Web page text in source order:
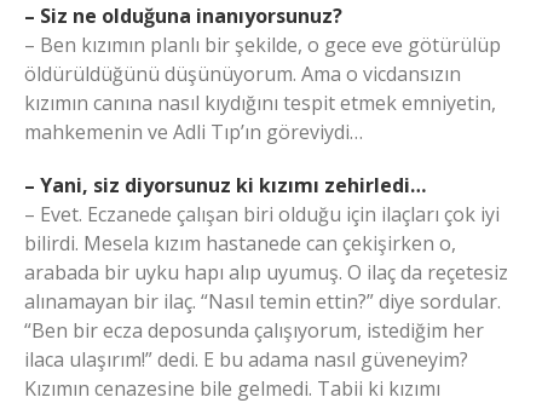
– Siz ne olduğuna inanıyorsunuz?
– Ben kızımın planlı bir şekilde, o gece eve götürülüp
öldürüldüğünü düşünüyorum. Ama o vicdansızın
kızımın canına nasıl kıydığını tespit etmek emniyetin,
mahkemenin ve Adli Tıp’ın göreviydi…
– Yani, siz diyorsunuz ki kızımı zehirledi…
– Evet. Eczanede çalışan biri olduğu için ilaçları çok iyi
bilirdi. Mesela kızım hastanede can çekişirken o,
arabada bir uyku hapı alıp uyumuş. O ilaç da reçetesiz
alınamayan bir ilaç. “Nasıl temin ettin?” diye sordular.
“Ben bir ecza deposunda çalışıyorum, istediğim her
ilaca ulaşırım!” dedi. E bu adama nasıl güveneyim?
Kızımın cenazesine bile gelmedi. Tabii ki kızımı